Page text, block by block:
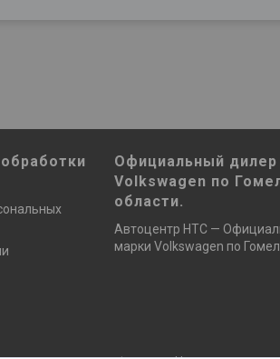
Официальный дилер
Volkswagen по
области.
Автоцентр НТС —
марки Volkswagen по